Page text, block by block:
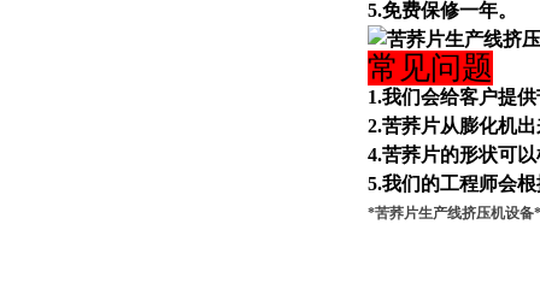
5.免费保修一年。
常见问题
1.我们会给客户提
2.苦荞片从膨化机
4.苦荞片的形状可
5.我们的工程师会
*苦荞片生产线挤压机设备*